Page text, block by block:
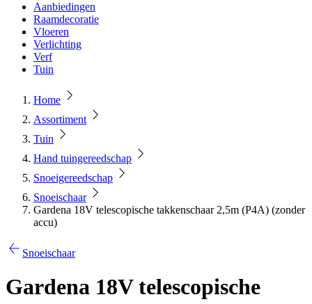
Aanbiedingen
Raamdecoratie
Vloeren
Verlichting
Verf
Tuin
Home
Assortiment
Tuin
Hand tuingereedschap
Snoeigereedschap
Snoeischaar
Gardena 18V telescopische takkenschaar 2,5m (P4A) (zonder
accu)
Snoeischaar
Gardena 18V telescopische